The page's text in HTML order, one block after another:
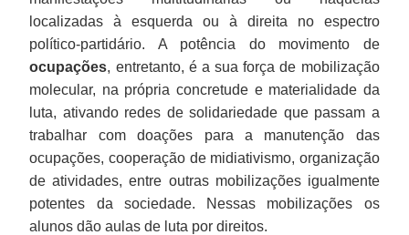
localizadas à esquerda ou à direita no espectro
político-partidário. A potência do movimento de
ocupações, entretanto, é a sua força de mobilização
molecular, na própria concretude e materialidade da
luta, ativando redes de solidariedade que passam a
trabalhar com doações para a manutenção das
ocupações, cooperação de midiativismo, organização
de atividades, entre outras mobilizações igualmente
potentes da sociedade. Nessas mobilizações os
alunos dão aulas de luta por direitos.